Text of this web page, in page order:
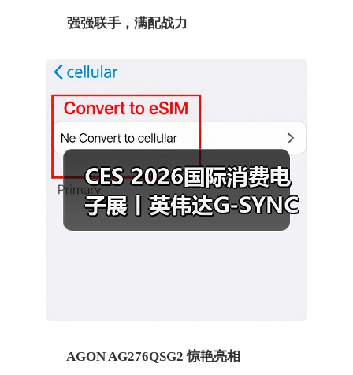
强强联手，满配战力
AGON AG276QSG2 惊艳亮相